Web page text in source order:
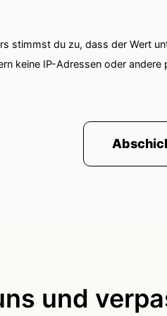
eine sehr, sehr lange
gegessen und ich war
stimmst du zu, dass der Wert
keine IP-Adressen oder
und